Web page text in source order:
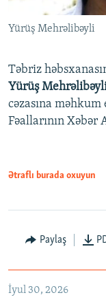
Yürüş Mehrəlibəyli
Təbriz
Yürüş
cəzasına
Fəallarının Xəbər
Ətraflı burada oxuyun
Paylaş
İyul 30, 2026